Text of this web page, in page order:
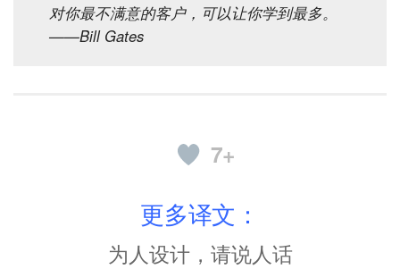
对你最不满意的客户，可以让你学到最多。
——Bill Gates
7+
更多译文：
为人设计，请说人话